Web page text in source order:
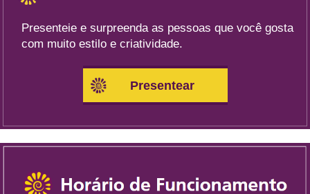
Presenteie e surpreenda as pessoas que você gosta
com muito estilo e criatividade.
Presentear